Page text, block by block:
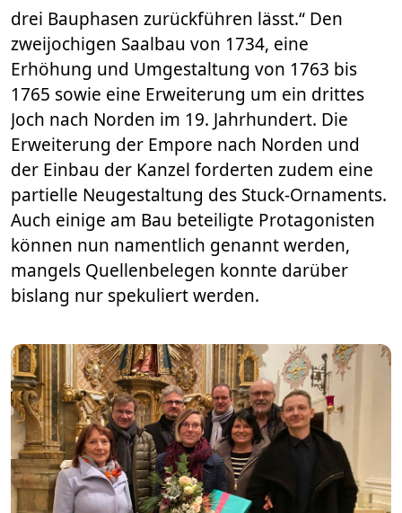
drei Bauphasen zurückführen lässt.“ Den
zweijochigen Saalbau von 1734, eine
Erhöhung und Umgestaltung von 1763 bis
1765 sowie eine Erweiterung um ein drittes
Joch nach Norden im 19. Jahrhundert. Die
Erweiterung der Empore nach Norden und
der Einbau der Kanzel forderten zudem eine
partielle Neugestaltung des Stuck-Ornaments.
Auch einige am Bau beteiligte Protagonisten
können nun namentlich genannt werden,
mangels Quellenbelegen konnte darüber
bislang nur spekuliert werden.